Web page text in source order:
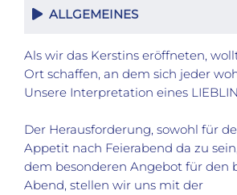
ALLGEMEINES
Als wir das Kerstins eröffneten,
Ort schaffen, an dem sich jeder
Unsere Interpretation eines
Der Herausforderung, sowohl für
Appetit nach Feierabend da zu
dem besonderen Angebot für den
Abend, stellen wir uns mit der